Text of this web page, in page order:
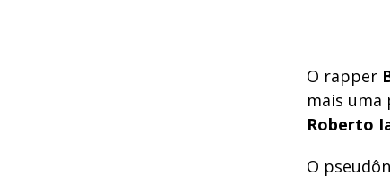
O rapper
mais uma
Roberto
O